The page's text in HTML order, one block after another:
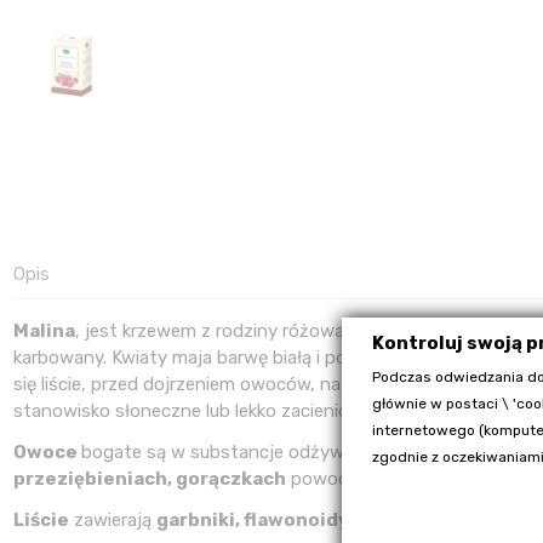
Opis
Malina, jest krzewem z rodziny różowatych, osiągającym
karbowany. Kwiaty maja barwę białą i pojawiają się między
się liście, przed dojrzeniem owoców, natomiast owoce
stanowisko słoneczne lub lekko zacienione. Zasięg jej
Owocebogate są w substancje odżywcze takie jak kwasy
przeziębieniach, gorączkach powodowanych przez
Liście zawierają garbniki, flawonoidy, witaminę C, żywice.
Kontroluj swoją
Podczas odwiedzania
głównie w postaci \
internetowego
zgodnie z oczekiwaniami.